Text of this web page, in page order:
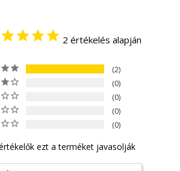
2 értékelés alapján
2
0
0
0
0
ezt a terméket javasolják